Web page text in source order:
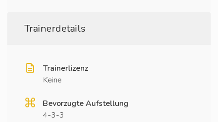
Trainerdetails
Trainerlizenz
Keine
Bevorzugte Aufstellung
4-3-3